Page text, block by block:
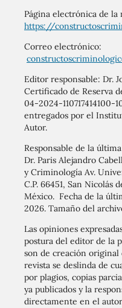
Página electrónica de la
https://
Correo electrónico:
Editor responsable: Dr.
Certificado de Reserva
04-2024-110717414100-
entregados por el
Autor.
Responsable de la
Dr. Paris Alejandro
y Criminología Av.
C.P. 66451, San Nicolás
México. Fecha de la
2026. Tamaño del
Las opiniones
postura del editor de la
son de creación original
revista se deslinda de
por plagios, copias
ya publicados y la
directamente en el